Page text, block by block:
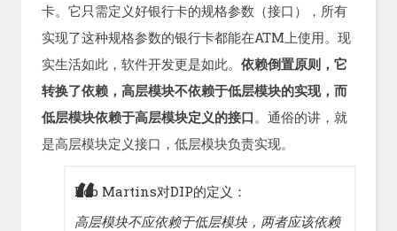
卡。它只需定义好银行卡的规格参数（接口），所有
实现了这种规格参数的银行卡都能在ATM上使用。现
实生活如此，软件开发更是如此。 依赖倒置原则，它
转换了依赖，高层模块不依赖于低层模块的实现，而
低层模块依赖于高层模块定义的接口 。通俗的讲，就
是高层模块定义接口，低层模块负责实现。
Bob Martins对DIP的定义：
高层模块不应依赖于低层模块，两者应该依赖